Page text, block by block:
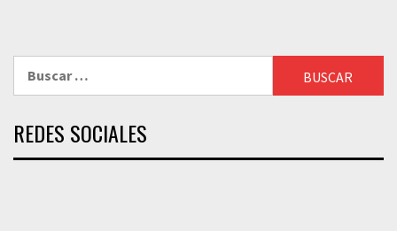
REDES SOCIALES